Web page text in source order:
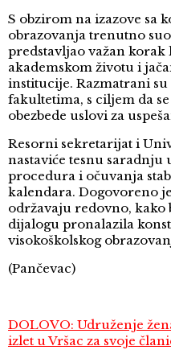
S obzirom na izazove sa
obrazovanja trenutno
predstavljao važan
akademskom životu i
institucije. Razmatrani
fakultetima, s ciljem da
obezbede uslovi za
Resorni sekretarijat i
nastaviće tesnu
procedura i očuvanja
kalendara. Dogovoreno
održavaju redovno,
dijalogu pronalazila
visokoškolskog
(Pančevac)
DOLOVO: Udruženje
izlet u Vršac za svoje